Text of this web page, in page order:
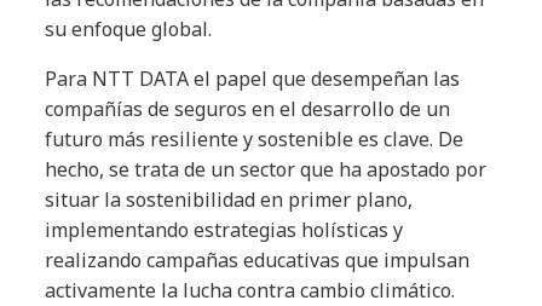
su enfoque global.
Para NTT DATA el papel que desempeñan las
compañías de seguros en el desarrollo de un
futuro más resiliente y sostenible es clave. De
hecho, se trata de un sector que ha apostado por
situar la sostenibilidad en primer plano,
implementando estrategias holísticas y
realizando campañas educativas que impulsan
activamente la lucha contra cambio climático.